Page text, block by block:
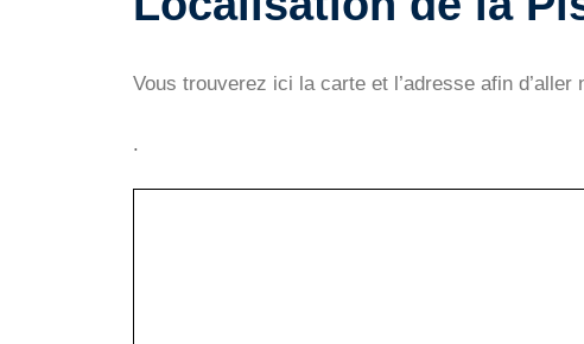
Vous trouverez ici la carte et l’adresse afin
.